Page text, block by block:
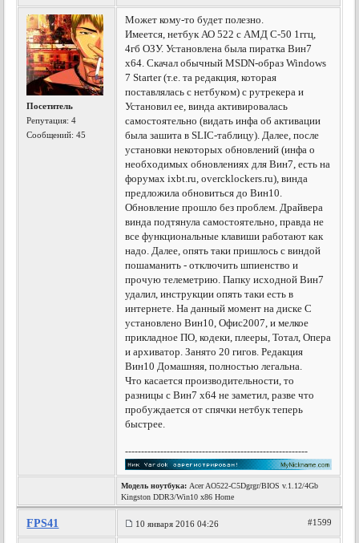
Посетитель
Репутация:4
Сообщений: 45
Может кому-то будет полезно.
Имеется, нетбук АО 522 с АМД С-50 1ггц,
4гб ОЗУ. Установлена была пиратка Вин7
х64. Скачал обычный MSDN-образ Windows
7 Starter (т.е. та редакция, которая
поставлялась с нетбуком) с рутрекера и
Установил ее, винда активировалась
самостоятельно (видать инфа об активации
была зашита в SLIC-таблицу). Далее, после
установки некоторых обновлений (инфа о
необходимых обновлениях для Вин7, есть на
форумах ixbt.ru, overcklockers.ru), винда
предложила обновиться до Вин10.
Обновление прошло без проблем. Драйвера
винда подтянула самостоятельно, правда не
все функциональные клавиши работают как
надо. Далее, опять таки пришлось с виндой
пошаманить - отключить шпиенство и
прочую телеметрию. Папку исходной Вин7
удалил, инструкции опять таки есть в
интернете. На данный момент на диске С
установлено Вин10, Офис2007, и мелкое
прикладное ПО, кодеки, плееры, Тотал, Опера
и архиватор. Занято 20 гигов. Редакция
Вин10 Домашняя, полностью легальна.
Что касается производительности, то
разницы с Вин7 х64 не заметил, разве что
пробуждается от спячки нетбук теперь
быстрее.
---------------------------------------------------------
Модель ноутбука: Acer AO522-C5Dgrgr/BIOS v.1.12/4Gb
Kingston DDR3/Win10 x86 Home
FPS41 10 января 2016 04:26 #1599